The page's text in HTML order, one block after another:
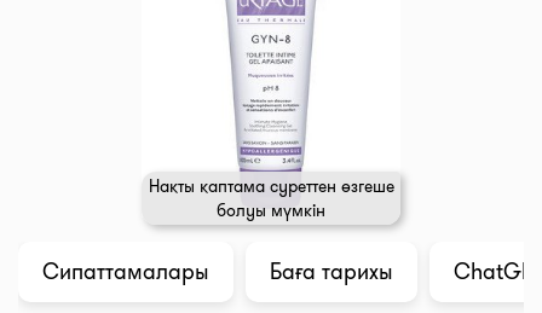
Нақты қаптама суреттен өзгеше
болуы мүмкін
Сипаттамалары Баға тарихы